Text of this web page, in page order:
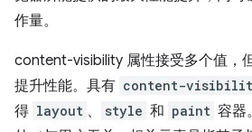
作量。
content-visibility 属性接受多个值，
提升性能。具有 content-
得 layout 、 style 和 paint 容器